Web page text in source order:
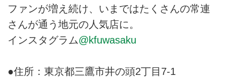
ファンが増え続け、いまではたくさんの常連
さんが通う地元の人気店に。
インスタグラム@kfuwasaku
●住所：東京都三鷹市井の頭2丁目7-1